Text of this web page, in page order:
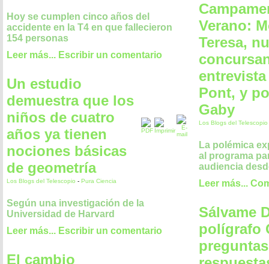
Hoy se cumplen cinco años del
accidente en la T4 en que fallecieron
154 personas
Leer más... Escribir un comentario
Un estudio
demuestra que los
niños de cuatro
años ya tienen
nociones básicas
de geometría
Los Blogs del Telescopio - Pura Ciencia
Según una investigación de la
Universidad de Harvard
Leer más... Escribir un comentario
El cambio
Verano:
Teresa,
Pont, y
Gaby
Los Blogs del Telescopio
La polémica
al programa
audiencia
Leer más...
Sálvame
polígrafo